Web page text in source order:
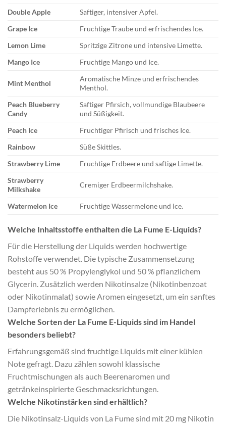
Double Apple
Saftiger, intensiver Apfel.
Grape Ice
Fruchtige Traube und erfrischendes Ice.
Lemon Lime
Spritzige Zitrone und intensive Limette.
Mango Ice
Fruchtige Mango und Ice.
Mint Menthol
Aromatische Minze und erfrischendes
Menthol.
Peach Blueberry
Candy
Saftiger Pfirsich, vollmundige Blaubeere
und Süßigkeit.
Peach Ice
Fruchtiger Pfirisch und frisches Ice.
Rainbow
Süße Skittles.
Strawberry Lime
Fruchtige Erdbeere und saftige Limette.
Strawberry
Milkshake
Cremiger Erdbeermilchshake.
Watermelon Ice Fruchtige Wassermelone und Ice.
Welche Inhaltsstoffe enthalten die La Fume E-Liquids?
Für die Herstellung der Liquids werden hochwertige
Rohstoffe verwendet. Die typische Zusammensetzung
besteht aus 50 % Propylenglykol und 50 % pflanzlichem
Glycerin. Zusätzlich werden Nikotinsalze (Nikotinbenzoat
oder Nikotinmalat) sowie Aromen eingesetzt, um ein sanftes
Dampferlebnis zu ermöglichen.
Welche Sorten der La Fume E-Liquids sind im Handel
besonders beliebt?
Erfahrungsgemäß sind fruchtige Liquids mit einer kühlen
Note gefragt. Dazu zählen sowohl klassische
Fruchtmischungen als auch Beerenaromen und
getränkeinspirierte Geschmacksrichtungen.
Welche Nikotinstärken sind erhältlich?
Die Nikotinsalz-Liquids von La Fume sind mit 20 mg Nikotin